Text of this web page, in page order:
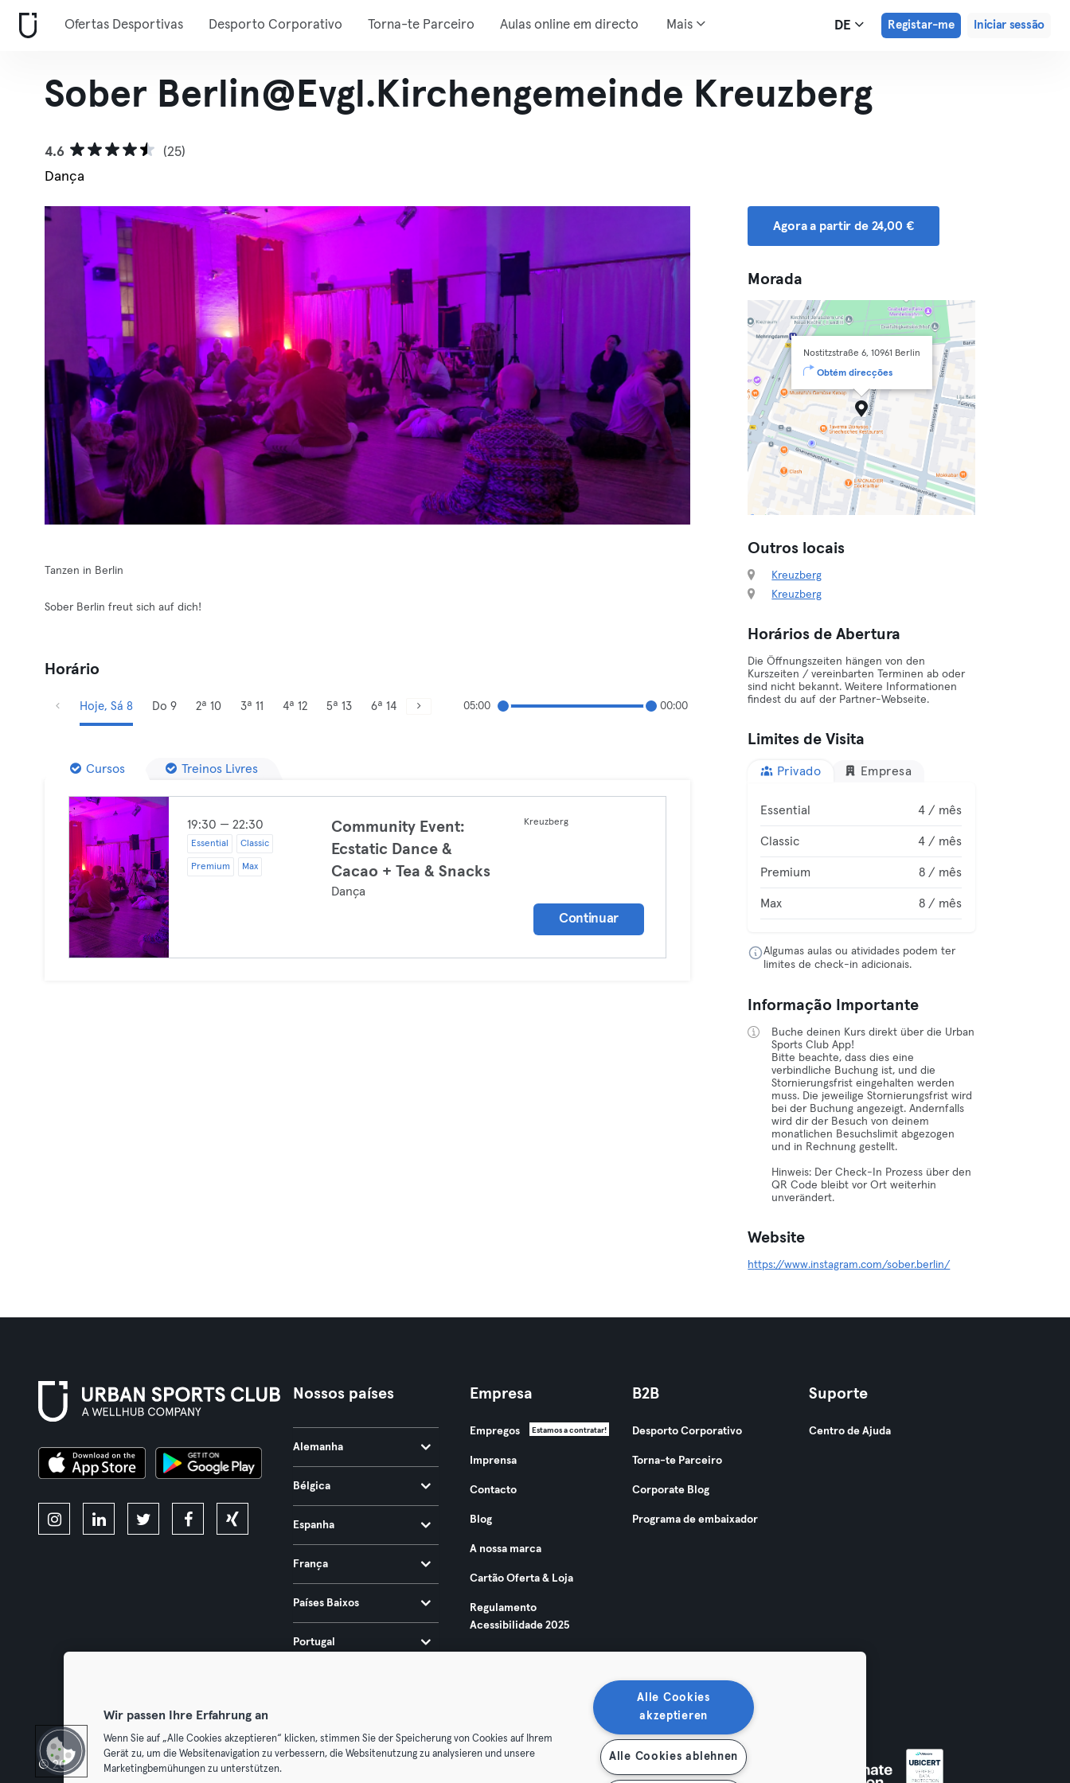
Ofertas Desportivas Desporto Corporativo Torna-te Parceiro Aulas online em directo Mais DE Registar-me Iniciar sessão
Sober Berlin@Evgl.Kirchengemeinde Kreuzberg
4.6
(25)
Dança
Tanzen in Berlin
Sober Berlin freut sich auf dich!
Horário
Hoje, Sá 8 Do 9 2ª 10 3ª 11 4ª 12 5ª 13 6ª 14 05:00 00:00
Cursos Treinos Livres
19:30 — 22:30
Essential Classic
Premium Max
Community Event:
Ecstatic Dance &
Cacao + Tea & Snacks
Dança
Kreuzberg
Continuar
Agora a partir de 24,00 €
Morada
Nostitzstraße 6, 10961 Berlin
Obtém direcções
Outros locais
Kreuzberg
Kreuzberg
Horários de Abertura
Die Öffnungszeiten hängen von den
Kurszeiten / vereinbarten Terminen ab oder
sind nicht bekannt. Weitere Informationen
findest du auf der Partner-Webseite.
Limites de Visita
Privado Empresa
Essential 4 / mês
Classic 4 / mês
Premium 8 / mês
Max 8 / mês
Algumas aulas ou atividades podem ter
limites de check-in adicionais.
Informação Importante
Buche deinen Kurs direkt über die Urban
Sports Club App!
Bitte beachte, dass dies eine
verbindliche Buchung ist, und die
Stornierungsfrist eingehalten werden
muss. Die jeweilige Stornierungsfrist wird
bei der Buchung angezeigt. Andernfalls
wird dir der Besuch von deinem
monatlichen Besuchslimit abgezogen
und in Rechnung gestellt.
Hinweis: Der Check-In Prozess über den
QR Code bleibt vor Ort weiterhin
unverändert.
Website
https://www.instagram.com/sober.berlin/
Nossos países
Alemanha
Bélgica
Espanha
França
Países Baixos
Portugal
Empresa
Empregos Estamos a contratar!
Imprensa
Contacto
Blog
A nossa marca
Cartão Oferta & Loja
Regulamento
Acessibilidade 2025
B2B
Desporto Corporativo
Torna-te Parceiro
Corporate Blog
Programa de embaixador
Suporte
Centro de Ajuda
© 2026 Urban Sports Group GmbH. All rights reserved. Rescindir contratos aqui
Wir passen Ihre Erfahrung an
Wenn Sie auf „Alle Cookies akzeptieren“ klicken, stimmen Sie der Speicherung von Cookies auf Ihrem
Gerät zu, um die Websitenavigation zu verbessern, die Websitenutzung zu analysieren und unsere
Marketingbemühungen zu unterstützen.
Alle Cookies
akzeptieren
Alle Cookies ablehnen